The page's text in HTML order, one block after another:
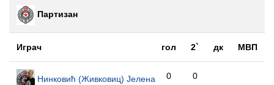
Партизан
Играч гол 2` дк МВП
Нинковић (Живковиц) Јелена 0 0